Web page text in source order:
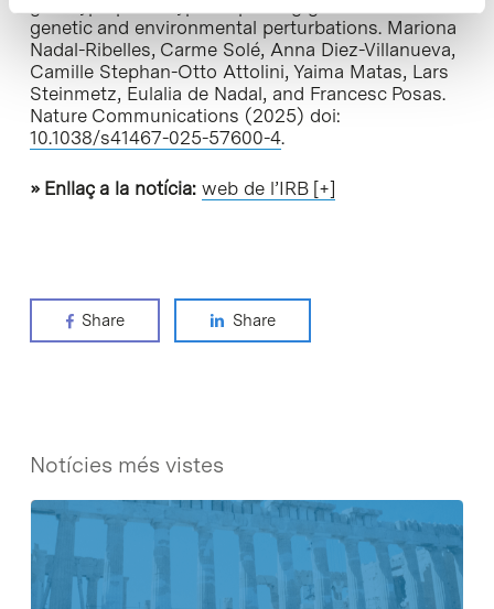
genetic and environmental perturbations. Mariona
Nadal-Ribelles, Carme Solé, Anna Diez-Villanueva,
Camille Stephan-Otto Attolini, Yaima Matas, Lars
Steinmetz, Eulalia de Nadal, and Francesc Posas.
Nature Communications (2025) doi:
10.1038/s41467-025-57600-4.
» Enllaç a la notícia: web de l’IRB [+]
Share Share
Notícies més vistes